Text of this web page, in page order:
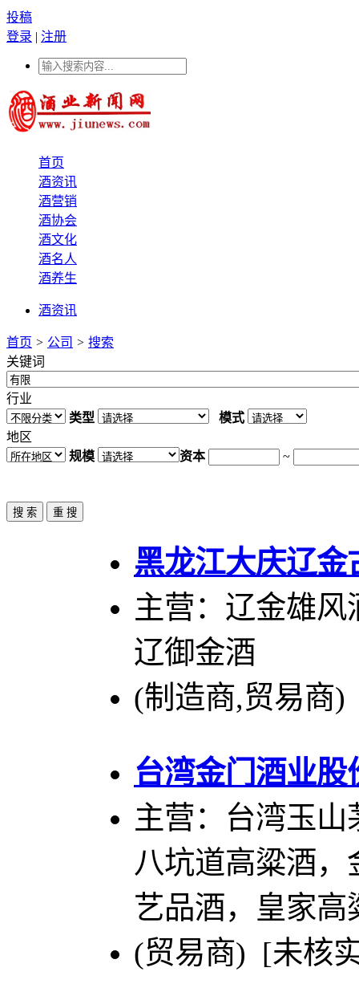
投稿
登录 | 注册
首页
酒资讯
酒营销
酒协会
酒文化
酒名人
酒养生
酒资讯
首页 > 公司 > 搜索
关键词
行业
类型
模式
地区
规模
资本 ~
黑龙江大庆辽金
主营：辽金雄
辽御金酒
(制造商,贸易商
台湾金门酒业股
主营：台湾玉
八坑道高粱酒，
艺品酒，皇家
(贸易商) [未核